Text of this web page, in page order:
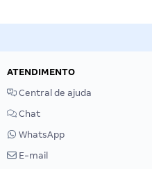
ATENDIMENTO
Central de ajuda
Chat
WhatsApp
E-mail